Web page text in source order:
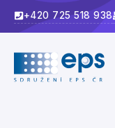
+420 725 518 938